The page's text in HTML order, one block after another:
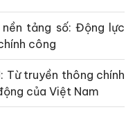
tảng số: Động lực
công
Từ truyền thông chính
của Việt Nam